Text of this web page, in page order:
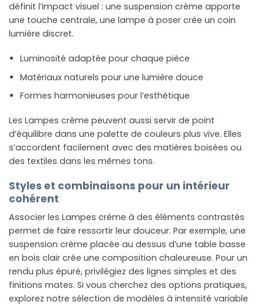
définit l’impact visuel : une suspension crème apporte
une touche centrale, une lampe à poser crée un coin
lumière discret.
Luminosité adaptée pour chaque pièce
Matériaux naturels pour une lumière douce
Formes harmonieuses pour l’esthétique
Les Lampes crème peuvent aussi servir de point
d’équilibre dans une palette de couleurs plus vive. Elles
s’accordent facilement avec des matières boisées ou
des textiles dans les mêmes tons.
Styles et combinaisons pour un intérieur
cohérent
Associer les Lampes crème à des éléments contrastés
permet de faire ressortir leur douceur. Par exemple, une
suspension crème placée au dessus d’une table basse
en bois clair crée une composition chaleureuse. Pour un
rendu plus épuré, privilégiez des lignes simples et des
finitions mates. Si vous cherchez des options pratiques,
explorez notre sélection de modèles à intensité variable